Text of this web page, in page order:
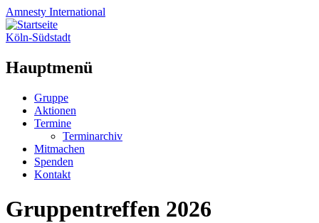
Amnesty International
Köln-Südstadt
Hauptmenü
Zum
Inhalt
springen
Gruppe
Aktionen
Termine
Terminarchiv
Mitmachen
Spenden
Kontakt
Gruppentreffen 2026